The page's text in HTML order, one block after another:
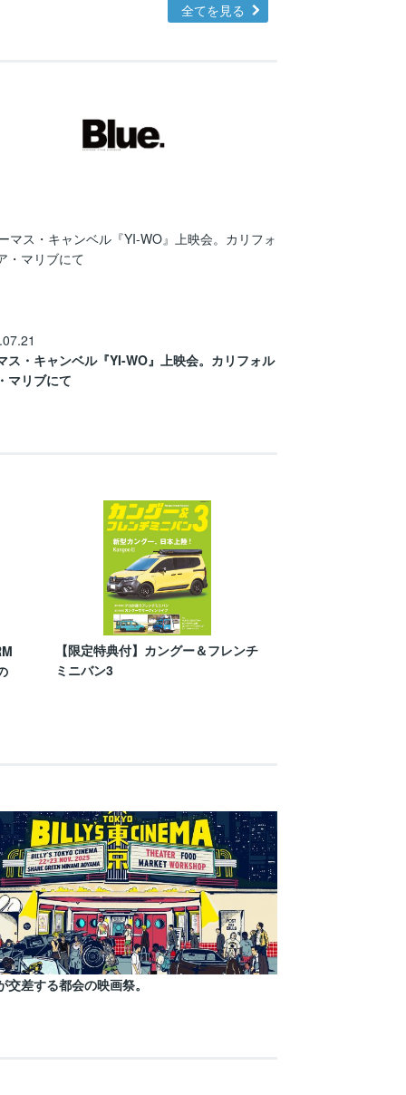
全てを見る
ス・キャンベル『YI-WO』上映会。カリフォル
マリブにて
【限定特典付】カングー＆フレンチ
ミニバン3
交差する都会の映画祭。